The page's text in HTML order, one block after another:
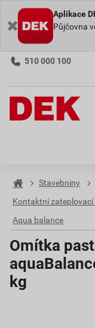
Aplikace
Půjčovna
510 000 100
Stavebniny
Kontaktní
Aqua balance
Omítka
kg